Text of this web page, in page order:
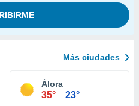
Más ciudades
Álora
35° 23°